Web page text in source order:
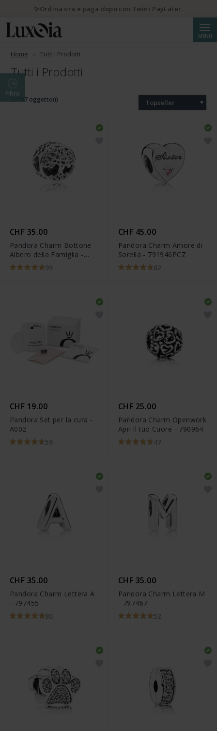
MENU
Home Tutti i Prodotti
Tutti i Prodotti
Filtro
23797 oggetto(i) Topseller
CHF 35.00
Pandora Charm Bottone
Albero della Famiglia -
797590
99
CHF 45.00
Pandora Charm Amore di
Sorella - 791946PCZ
82
CHF 19.00
Pandora Set per la cura -
A002
59
CHF 25.00
Pandora Charm Openwork
Apri il tuo Cuore - 790964
47
CHF 35.00
Pandora Charm Lettera A
- 797455
80
CHF 35.00
Pandora Charm Lettera M
- 797467
52
💌 10% di sconto iscrivendosi alla newsletter